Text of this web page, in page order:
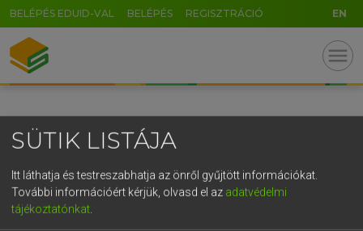
BELÉPÉS EDUID-VAL BELÉPÉS REGISZTRÁCIÓ EN
menu
SÜTIK LISTÁJA
Itt láthatja és testreszabhatja az önről gyűjtött információkat.
További információért kérjük, olvasd el az adatvédelmi
tájékoztatónkat
GR
5
g h k l
v b n m , . - AltGr